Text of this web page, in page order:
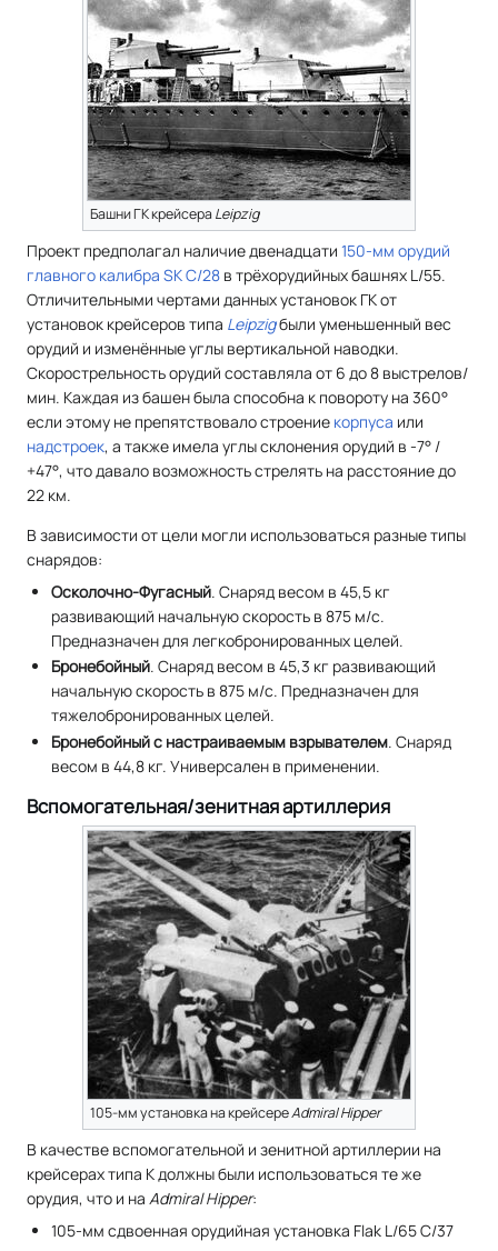
Башни ГК крейсераLeipzig
Проект предполагал наличие двенадцати 150-мм орудий
главного калибра SK C/28 в трёхорудийных башнях L/55.
Отличительными чертами данных установок ГК от
установок крейсеров типа Leipzigбыли уменьшенный вес
орудий и изменённые углы вертикальной наводки.
Скорострельность орудий составляла от 6 до 8 выстрелов/
мин. Каждая из башен была способна к повороту на 360°
если этому не препятствовало строение корпуса или
надстроек, а также имела углы склонения орудий в -7° /
+47°, что давало возможность стрелять на расстояние до
22 км.
В зависимости от цели могли использоваться разные типы
снарядов:
Осколочно-Фугасный. Снаряд весом в 45,5 кг
развивающий начальную скорость в 875 м/c.
Предназначен для легкобронированных целей.
Бронебойный. Снаряд весом в 45,3 кг развивающий
начальную скорость в 875 м/c. Предназначен для
тяжелобронированных целей.
Бронебойный с настраиваемым взрывателем. Снаряд
весом в 44,8 кг. Универсален в применении.
Вспомогательная/зенитная артиллерия
105-мм установка на крейсереAdmiral Hipper
В качестве вспомогательной и зенитной артиллерии на
крейсерах типа К должны были использоваться те же
орудия, что и на Admiral Hipper:
105-мм сдвоенная орудийная установка Flak L/65 C/37